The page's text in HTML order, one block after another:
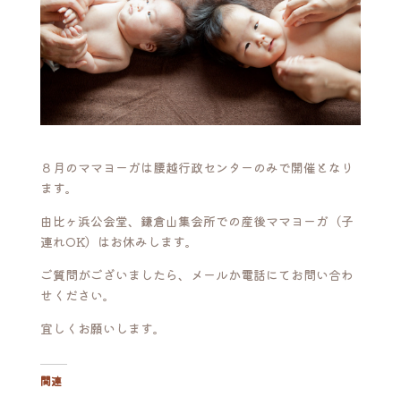
８月のママヨーガは腰越行政センターのみで開催となり
ます。
由比ヶ浜公会堂、鎌倉山集会所での産後ママヨーガ（子
連れOK）はお休みします。
ご質問がございましたら、メールか電話にてお問い合わ
せください。
宜しくお願いします。
関連